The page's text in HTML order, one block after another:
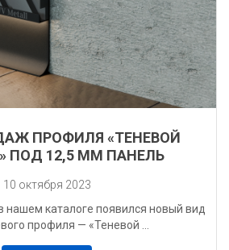
ПРОФИЛЯ «ТЕНЕВОЙ
ПОД 12,5 ММ ПАНЕЛЬ
10 октября 2023
нашем каталоге появился новый вид
профиля — «Теневой ...